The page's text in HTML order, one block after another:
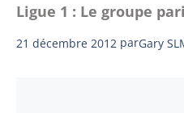
Ligue 1 : Le groupe
21 décembre 2012 parGary